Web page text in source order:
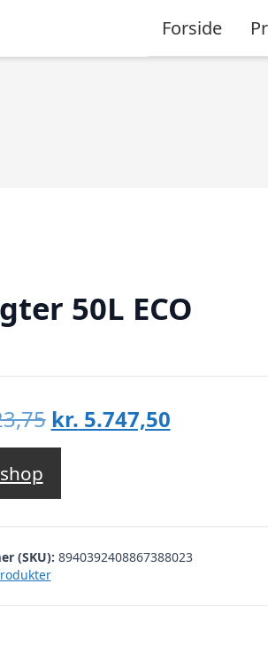
Forside
50L ECO
Den
oprindelige
var:
kr. 8.623,75.
kr. 5.747,50Den
kr.
(SKU): 8940392408867388023